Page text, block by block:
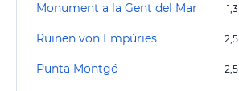
Monument a la Gent del Mar 1,3
Ruinen von Empúries 2,5
Punta Montgó 2,5